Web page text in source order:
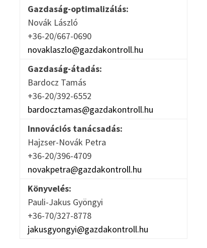
Gazdaság-optimalizálás:
Novák László
+36-20/667-0690
novaklaszlo@gazdakontroll.hu
Gazdaság-átadás:
Bardocz Tamás
+36-20/392-6552
bardocztamas@gazdakontroll.hu
Innovációs tanácsadás:
Hajzser-Novák Petra
+36-20/396-4709
novakpetra@gazdakontroll.hu
Könyvelés:
Pauli-Jakus Gyöngyi
+36-70/327-8778
jakusgyongyi@gazdakontroll.hu